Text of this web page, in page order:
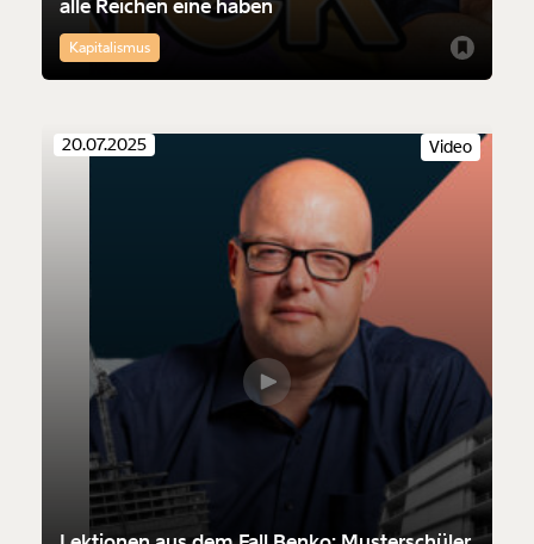
alle Reichen eine haben
Kapitalismus
Video
20.07.2025